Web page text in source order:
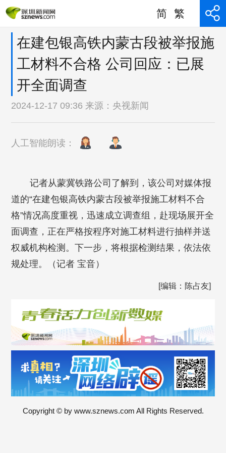
简 繁
在建包银高铁内蒙古段被举报施
工材料不合格 公司回应：已展
开全面调查
2024-12-17 09:36 来源： 央视新闻
人工智能朗读：
记者从蒙冀铁路公司了解到，该公司对媒体报
道的“在建包银高铁内蒙古段被举报施工材料不合
格”情况高度重视，迅速成立调查组，赴现场展开全
面调查，正在严格按程序对施工材料进行抽样并送
权威机构检测。下一步，将根据检测结果，依法依
规处理。（记者 宝音）
[编辑：陈占友]
Copyright © by www.sznews.com All Rights Reserved.